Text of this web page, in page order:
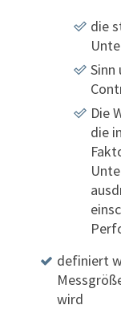
die
Die
die
definiert
wird